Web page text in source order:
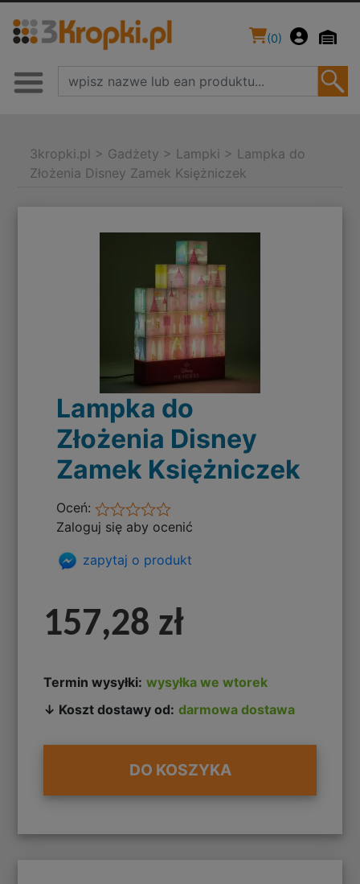
(0)
3kropki.pl > Gadżety > Lampki > Lampka do
Złożenia Disney Zamek Księżniczek
Lampka do
Złożenia Disney
Zamek Księżniczek
Oceń:
Zaloguj się aby ocenić
zapytaj o produkt
157,28 zł
Termin wysyłki: wysyłka we wtorek
↓ Koszt dostawy od: darmowa dostawa
DO KOSZYKA